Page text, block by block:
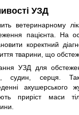
УЗД
ветеринарному
пацієнта. На
коректний
тварини, що
УЗД для
судин, серця.
акушерського
приріст маси